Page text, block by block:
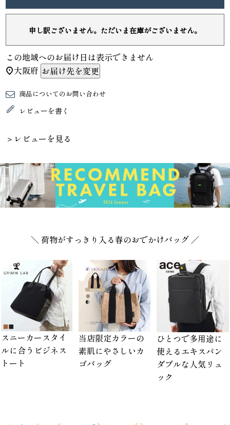
申し訳ございません。ただいま在庫がございません。
この地域へのお届け日は表示できません
大阪府 お届け先を変更
商品についてのお問い合わせ
レビューを書く
＞レビューを見る
＼ 荷物がすっきり入る春のおでかけバッグ ／
スニーカースタイ
ルに合うビジネス
トート
当店限定カラーの
素肌にやさしいカ
ゴバッグ
ひとつで多用途に
使えるエキスパン
ダブルな人気リュ
ック